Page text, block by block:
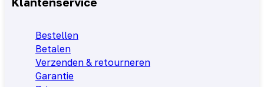
Bestellen
Betalen
Verzenden & retourneren
Garantie